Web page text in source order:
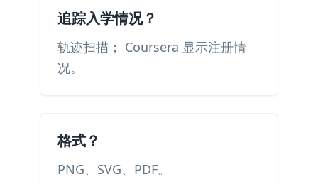
追踪入学情况？
轨迹扫描； Coursera 显示注册情
况。
格式？
PNG、SVG、PDF。